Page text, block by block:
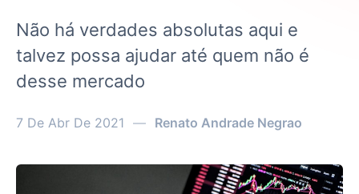
Não há verdades absolutas aqui e
talvez possa ajudar até quem não é
desse mercado
7 De Abr De 2021 — Renato Andrade Negrao